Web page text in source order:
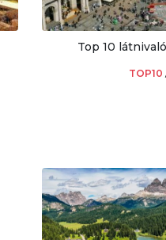
Top 10
TOP10